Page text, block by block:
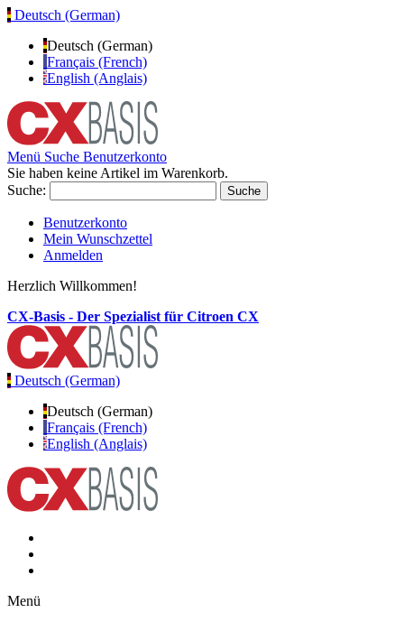
Deutsch (German)
Deutsch (German)
Français (French)
English (Anglais)
Menü Suche Benutzerkonto
Sie haben keine Artikel im Warenkorb.
Suche:
Suche
Benutzerkonto
Mein Wunschzettel
Anmelden
Herzlich Willkommen!
CX-Basis - Der Spezialist für Citroen CX
Deutsch (German)
Deutsch (German)
Français (French)
English (Anglais)
Menü